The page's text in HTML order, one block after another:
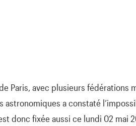
Paris, avec plusieurs fédérations
a constaté
donc fixée aussi ce lundi 02 mai